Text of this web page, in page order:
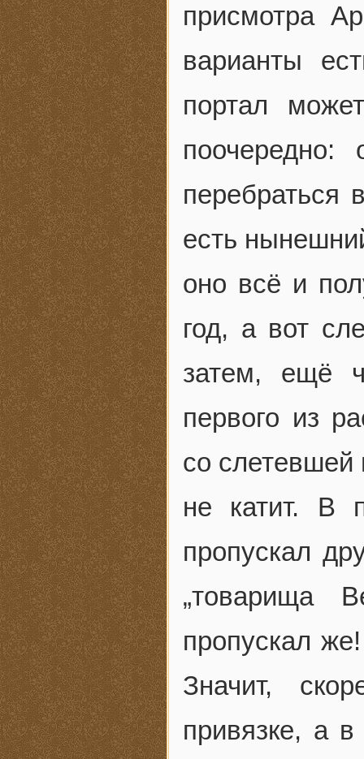
присмотра
варианты
портал
поочередно:
перебраться
есть
оно всё и
год, а вот
затем, ещё
первого из
со слетевшей
не катит. В
пропускал
„товарища
пропускал
Значит,
привязке, а